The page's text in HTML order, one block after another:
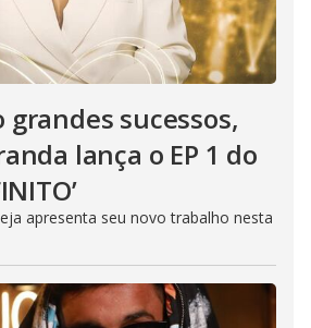
sucessos,
lança o EP 1 do
apresenta seu novo trabalho nesta